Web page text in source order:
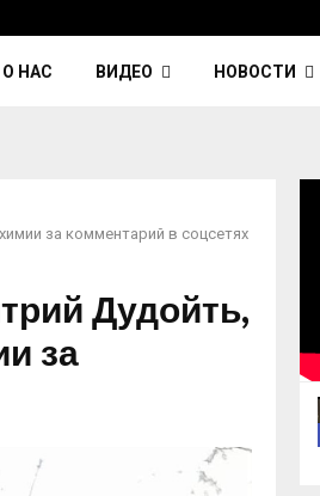
О НАС ВИДЕО НОВОСТИ
за комментарий в соцсетях
Дудойть,
за